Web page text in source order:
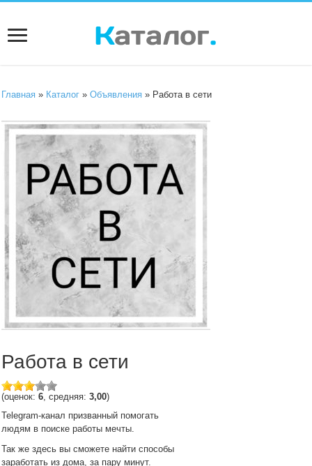
Главная » Каталог »Объявления » Работа в сети
Работа в сети
(оценок:6, средняя:3,00)
Telegram-канал призванный помогать
людям в поиске работы мечты.
Так же здесь вы сможете найти способы
заработать из дома, за пару минут.